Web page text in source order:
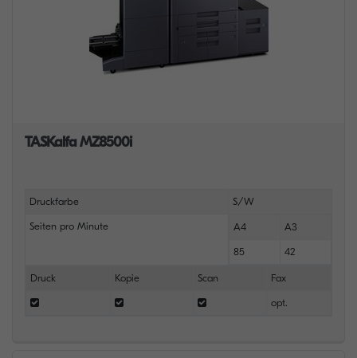
TASKalfa MZ8500i
Druckfarbe S/W
Seiten pro Minute A4 A3
85 42
Druck Kopie Scan Fax
opt.